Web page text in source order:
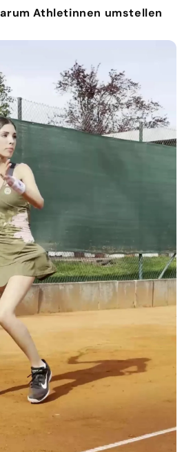
Athletinnen umstellen